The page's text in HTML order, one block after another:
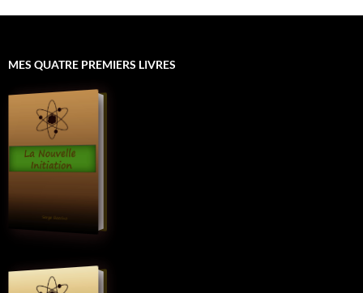
MES QUATRE PREMIERS LIVRES